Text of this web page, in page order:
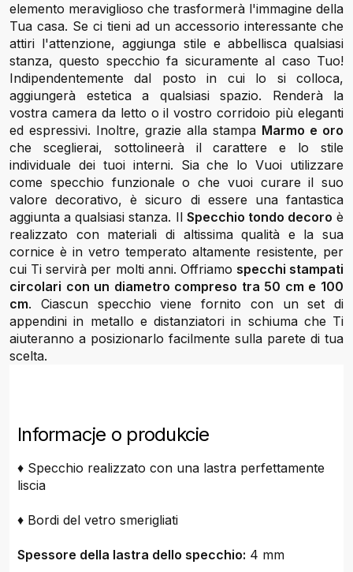
elemento meraviglioso che trasformerà l'immagine della
Tua casa. Se ci tieni ad un accessorio interessante che
attiri l'attenzione, aggiunga stile e abbellisca qualsiasi
stanza, questo specchio fa sicuramente al caso Tuo!
Indipendentemente dal posto in cui lo si colloca,
aggiungerà estetica a qualsiasi spazio. Renderà la
vostra camera da letto o il vostro corridoio più eleganti
ed espressivi. Inoltre, grazie alla stampa Marmo e oro
che sceglierai, sottolineerà il carattere e lo stile
individuale dei tuoi interni. Sia che lo Vuoi utilizzare
come specchio funzionale o che vuoi curare il suo
valore decorativo, è sicuro di essere una fantastica
aggiunta a qualsiasi stanza. Il Specchio tondo decoro è
realizzato con materiali di altissima qualità e la sua
cornice è in vetro temperato altamente resistente, per
cui Ti servirà per molti anni. Offriamo specchi stampati
circolari con un diametro compreso tra 50 cm e 100
cm. Ciascun specchio viene fornito con un set di
appendini in metallo e distanziatori in schiuma che Ti
aiuteranno a posizionarlo facilmente sulla parete di tua
scelta.
Informacje o produkcie
♦ Specchio realizzato con una lastra perfettamente
liscia
♦ Bordi del vetro smerigliati
Spessore della lastra dello specchio: 4 mm